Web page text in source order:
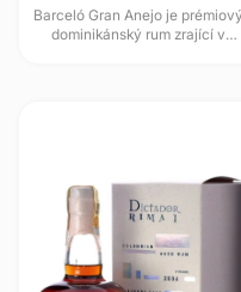
Barceló Gran Anejo je prémiový
dominikánský rum zrající v